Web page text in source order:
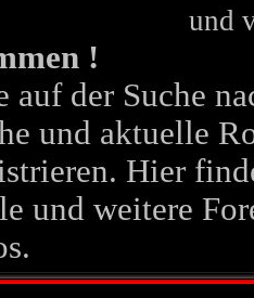
und
!
auf der Suche
und aktuelle
Hier
und weitere